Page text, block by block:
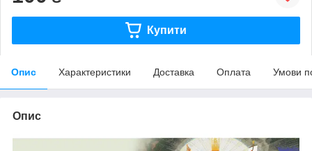
Купити
Опис Характеристики Доставка Оплата Умови
Опис